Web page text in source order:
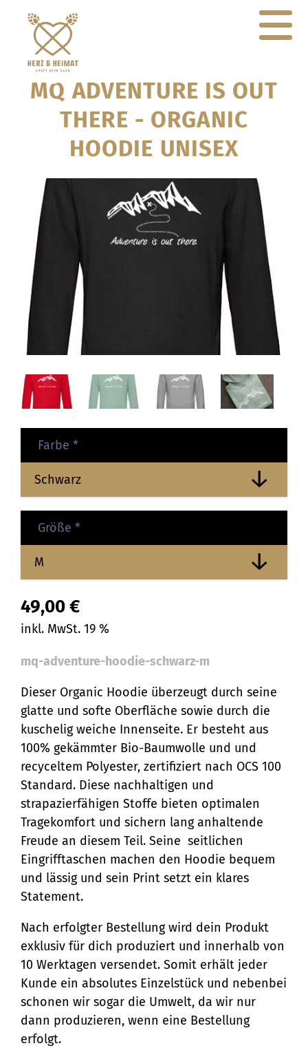
MQ ADVENTURE IS OUT
THERE - ORGANIC
HOODIE UNISEX
Farbe *
Größe *
49,00€
inkl. MwSt. 19 %
mq-adventure-hoodie-schwarz-m
Dieser Organic Hoodie überzeugt durch seine
glatte und softe Oberfläche sowie durch die
kuschelig weiche Innenseite. Er besteht aus
100% gekämmter Bio-Baumwolle und und
recyceltem Polyester, zertifiziert nach OCS 100
Standard. Diese nachhaltigen und
strapazierfähigen Stoffe bieten optimalen
Tragekomfort und sichern lang anhaltende
Freude an diesem Teil. Seine seitlichen
Eingrifftaschen machen den Hoodie bequem
und lässig und sein Print setzt ein klares
Statement.
Nach erfolgter Bestellung wird dein Produkt
exklusiv für dich produziert und innerhalb von
10 Werktagen versendet. Somit erhält jeder
Kunde ein absolutes Einzelstück und nebenbei
schonen wir sogar die Umwelt, da wir nur
dann produzieren, wenn eine Bestellung
erfolgt.